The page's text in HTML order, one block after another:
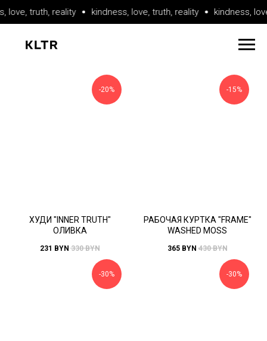
truth, reality kindness, love, truth, reality kindness,
-20%
ХУДИ "INNER TRUTH"
ОЛИВКА
231 BYN 330 BYN
-15%
РАБОЧАЯ КУРТКА "FRAME"
WASHED MOSS
365 BYN 430 BYN
-30% -30%